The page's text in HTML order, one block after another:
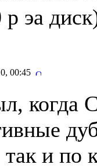
р эа
00:45
когда
и по